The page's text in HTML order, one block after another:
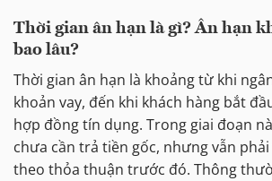
Thời gian ân hạn là gì? Ân hạn
bao lâu?
Thời gian ân hạn là khoảng từ khi
khoản vay, đến khi khách hàng bắt
hợp đồng tín dụng. Trong giai đoạn
chưa cần trả tiền gốc, nhưng vẫn
theo thỏa thuận trước đó. Thông